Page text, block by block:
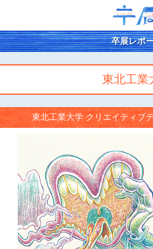
卒展レポ
東北工業
東北工業大学 クリエイティブ